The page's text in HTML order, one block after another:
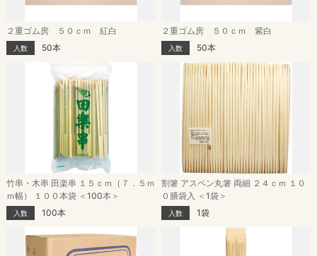
２重ゴム房 ５０ｃｍ 紅白
入数 50本
２重ゴム房 ５０ｃｍ 紫白
入数 50本
竹串・木串 田楽串 １５ｃｍ（７．５ｍ
ｍ幅） １００本袋 ＜100本＞
入数 100本
割箸 アスペン丸箸 両細 ２４ｃｍ １０
０膳袋入 ＜1袋＞
入数 1袋